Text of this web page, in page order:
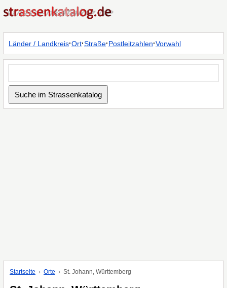
Länder / Landkreis·Ort·Straße·Postleitzahlen·Vorwahl
Startseite Orte St. Johann, Württemberg